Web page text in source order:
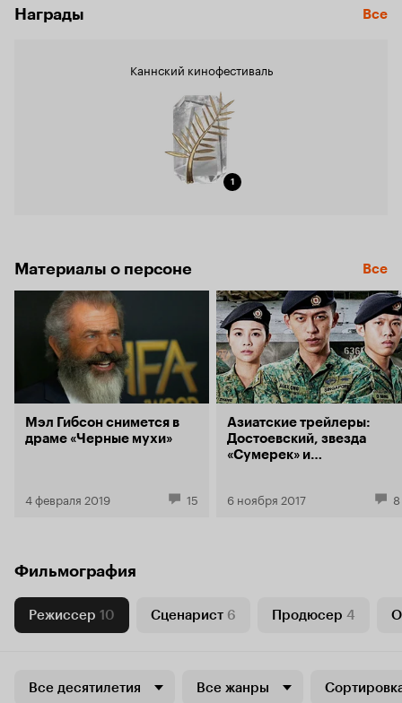
Награды Все
Каннский кинофестиваль
1
Материалы о персоне Все
Мэл Гибсон снимется в
драме «Черные мухи»
4 февраля 2019 15
Азиатские трейлеры:
Достоевский, звезда
«Сумерек» и
6 ноября 2017 8
Фильмография
Режиссер 10 Сценарист 6 Продюсер 4
Все десятилетия Все жанры